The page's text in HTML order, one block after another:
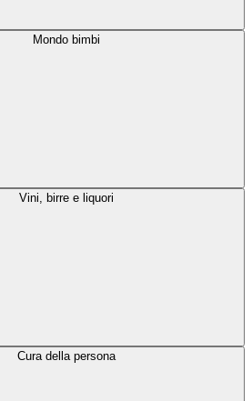
Mondo bimbi
Vini, birre e liquori
Cura della persona